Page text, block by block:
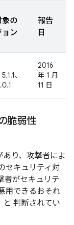
象の
ョン
報告
日
、
2016
年 1 月
11 日
脆弱性
り、攻撃者によ
セキュリティ対
者がセキュリテ
用できるおそれ
と 判断されてい